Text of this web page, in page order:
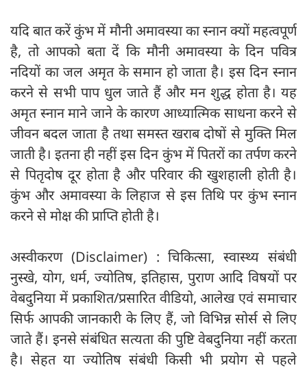
यदि बात करें कुंभ में मौनी अमावस्या का स्नान क्यों महत्वपूर्ण
है, तो आपको बता दें कि मौनी अमावस्या के दिन पवित्र
नदियों का जल अमृत के समान हो जाता है। इस दिन स्नान
करने से सभी पाप धुल जाते हैं और मन शुद्ध होता है। यह
अमृत स्नान माने जाने के कारण आध्यात्मिक साधना करने से
जीवन बदल जाता है तथा समस्त खराब दोषों से मुक्ति मिल
जाती है। इतना ही नहीं इस दिन कुंभ में पितरों का तर्पण करने
से पितृदोष दूर होता है और परिवार की खुशहाली होती है।
कुंभ और अमावस्या के लिहाज से इस तिथि पर कुंभ स्नान
करने से मोक्ष की प्राप्ति होती है।
अस्वीकरण (Disclaimer) : चिकित्सा, स्वास्थ्य संबंधी
नुस्खे, योग, धर्म, ज्योतिष, इतिहास, पुराण आदि विषयों पर
वेबदुनिया में प्रकाशित/प्रसारित वीडियो, आलेख एवं समाचार
सिर्फ आपकी जानकारी के लिए हैं, जो विभिन्न सोर्स से लिए
जाते हैं। इनसे संबंधित सत्यता की पुष्टि वेबदुनिया नहीं करता
है। सेहत या ज्योतिष संबंधी किसी भी प्रयोग से पहले